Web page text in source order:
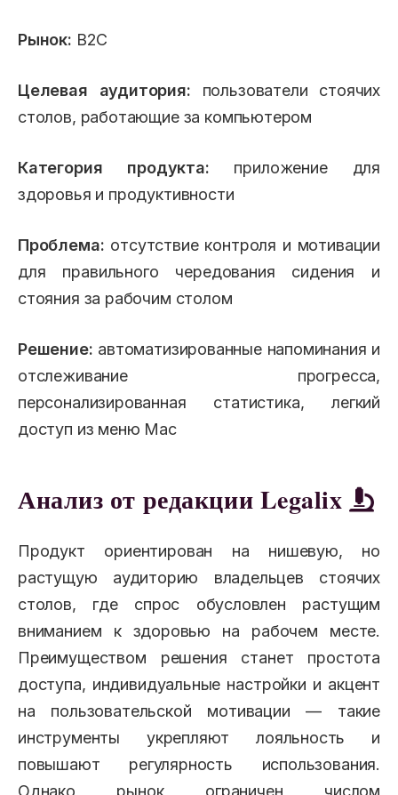
Рынок: B2C
Целевая аудитория: пользователи стоячих
столов, работающие за компьютером
Категория продукта: приложение для
здоровья и продуктивности
Проблема: отсутствие контроля и мотивации
для правильного чередования сидения и
стояния за рабочим столом
Решение: автоматизированные напоминания и
отслеживание прогресса,
персонализированная статистика, легкий
доступ из меню Mac
Анализ от редакции Legalix
Продукт ориентирован на нишевую, но
растущую аудиторию владельцев стоячих
столов, где спрос обусловлен растущим
вниманием к здоровью на рабочем месте.
Преимуществом решения станет простота
доступа, индивидуальные настройки и акцент
на пользовательской мотивации — такие
инструменты укрепляют лояльность и
повышают регулярность использования.
Однако рынок ограничен числом